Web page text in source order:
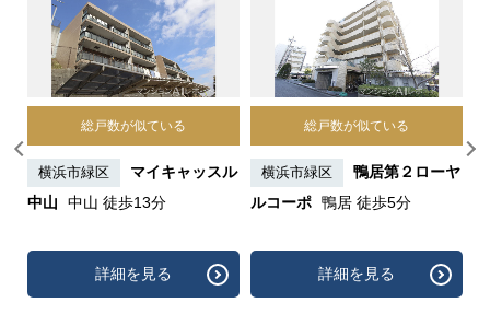
総戸数が似ている
横浜市緑区
マイキャッスル
中山
中山 徒歩13分
詳細を見る
総戸数が似ている
横浜市緑区
鴨居第２ローヤ
ルコーポ 鴨居 徒歩5分
詳細を見る